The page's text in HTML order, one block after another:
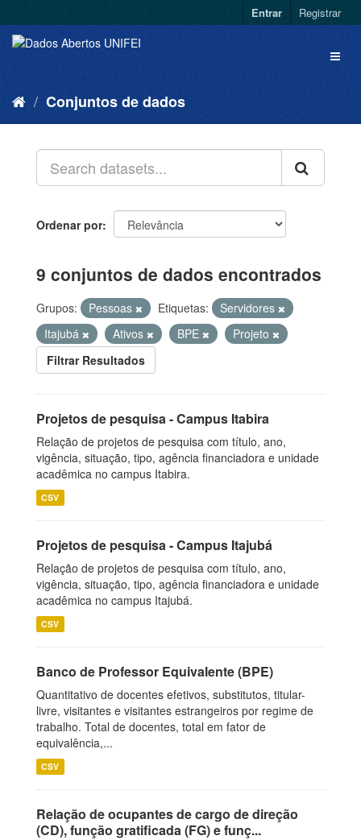
Entrar Registrar
Conjuntos de dados
Ordenar por
9 conjuntos de dados encontrados
Grupos: Pessoas Etiquetas:
Servidores
Itajubá
Ativos BPE
Projeto
Filtrar Resultados
Projetos de pesquisa - Campus Itabira
Relação de projetos de pesquisa com título, ano,
vigência, situação, tipo, agência financiadora e unidade
acadêmica no campus Itabira.
CSV
Projetos de pesquisa - Campus Itajubá
Relação de projetos de pesquisa com título, ano,
vigência, situação, tipo, agência financiadora e unidade
acadêmica no campus Itajubá.
CSV
Banco de Professor Equivalente (BPE)
Quantitativo de docentes efetivos, substitutos, titular-
livre, visitantes e visitantes estrangeiros por regime de
trabalho. Total de docentes, total em fator de
equivalência,...
CSV
Relação de ocupantes de cargo de direção
(CD), função gratificada (FG) e funç...